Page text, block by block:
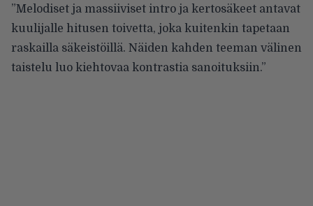
”Melodiset ja massiiviset intro ja kertosäkeet antavat
kuulijalle hitusen toivetta, joka kuitenkin tapetaan
raskailla säkeistöillä. Näiden kahden teeman välinen
taistelu luo kiehtovaa kontrastia sanoituksiin.”